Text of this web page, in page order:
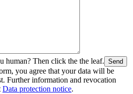
human? Then click the the leaf.
you agree that your data will be
Further information and revocation
Data protection notice.